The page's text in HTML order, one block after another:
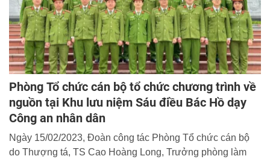
Phòng Tổ chức cán bộ tổ chức chương trình về
nguồn tại Khu lưu niệm Sáu điều Bác Hồ dạy
Công an nhân dân
Ngày 15/02/2023, Đoàn công tác Phòng Tổ chức cán bộ
do Thượng tá, TS Cao Hoàng Long, Trưởng phòng làm